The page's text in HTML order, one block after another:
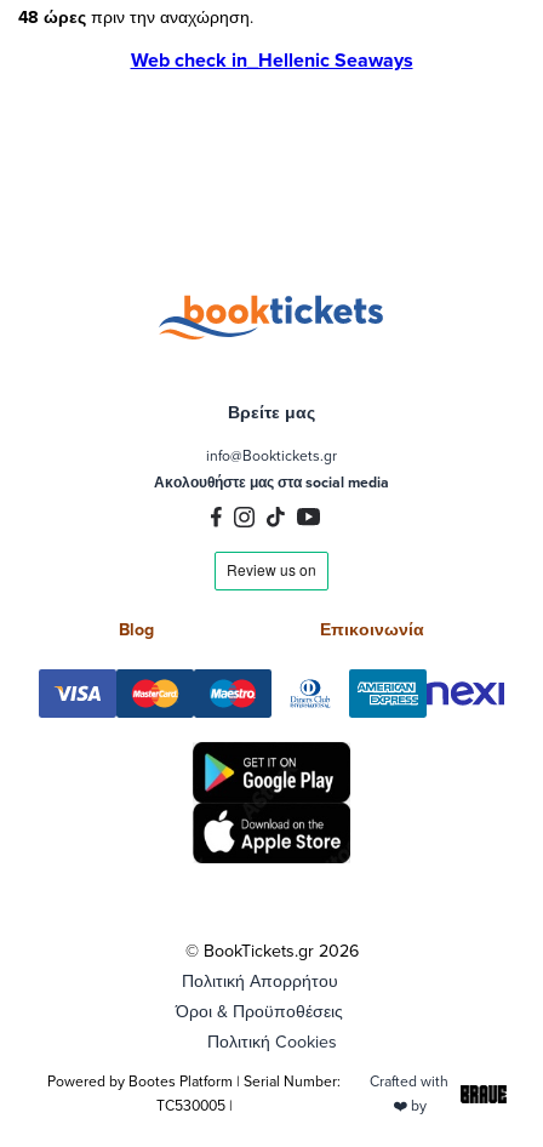
48 ώρες πριν την αναχώρηση.
Web check in_Hellenic Seaways
Βρείτε μας
info@Booktickets.gr
Ακολουθήστε μας στα social media
Blog Επικοινωνία
© BookTickets.gr 2026
Πολιτική Απορρήτου
Όροι & Προϋποθέσεις
Πολιτική Cookies
Powered by Bootes Platform | Serial Number:
TC530005 |
Crafted with
❤️ by